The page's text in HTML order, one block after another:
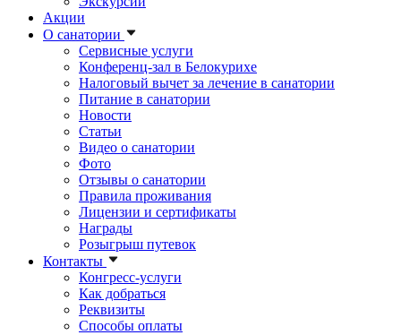
Акции
О санатории
Сервисные услуги
Конференц-зал в Белокурихе
Налоговый вычет за лечение в санатории
Питание в санатории
Новости
Статьи
Видео о санатории
Фото
Отзывы о санатории
Правила проживания
Лицензии и сертификаты
Награды
Розыгрыш путевок
Контакты
Конгресс-услуги
Как добраться
Реквизиты
Способы оплаты